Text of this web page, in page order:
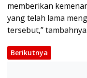
memberikan
yang telah lama
tersebut,” tambahnya.
Berikutnya